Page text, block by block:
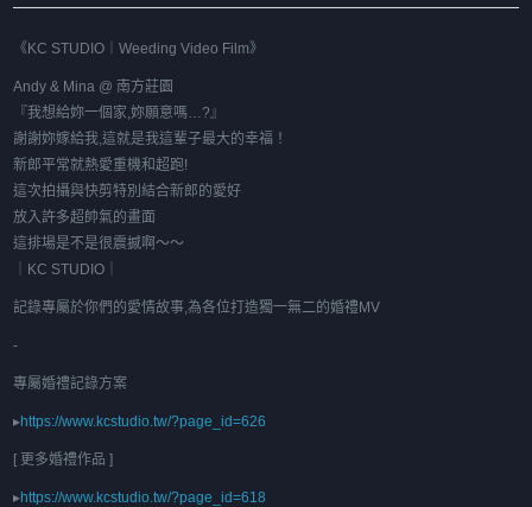
《KC STUDIO｜Weeding Video Film》
Andy & Mina @ 南方莊園
『我想給妳一個家,妳願意嗎…?』
謝謝妳嫁給我,這就是我這輩子最大的幸福！
新郎平常就熱愛重機和超跑!
這次拍攝與快剪特別結合新郎的愛好
放入許多超帥氣的畫面
這排場是不是很震撼啊～～
｜KC STUDIO
記錄專屬於你們的愛情故事,為各位打造獨一無二的婚禮MV
-
專屬婚禮記錄方案
▸https://www.kcstudio.tw/?page_id=626
[ 更多婚禮作品 ]
▸https://www.kcstudio.tw/?page_id=618